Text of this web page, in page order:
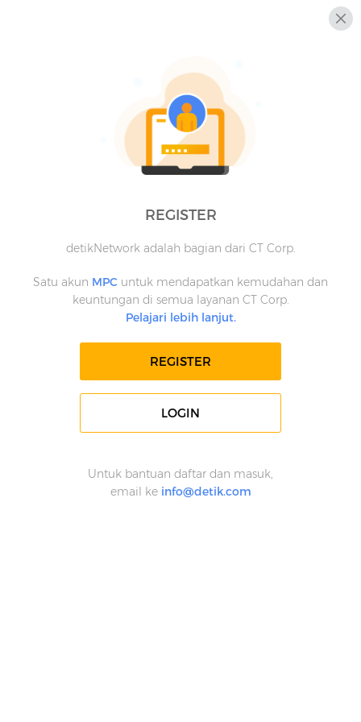
REGISTER
detikNetwork adalah bagian dari CT Corp.
Satu akun MPC untuk mendapatkan kemudahan dan
keuntungan di semua layanan CT Corp.
Pelajari lebih lanjut.
REGISTER
LOGIN
Untuk bantuan daftar dan masuk,
email ke info@detik.com